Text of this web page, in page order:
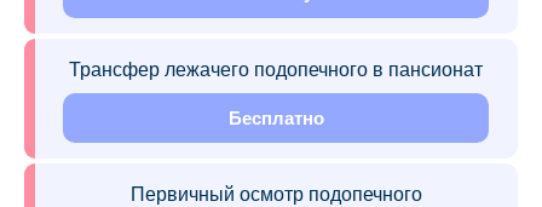
Трансфер лежачего подопечного в пансионат
Бесплатно
Первичный осмотр подопечного